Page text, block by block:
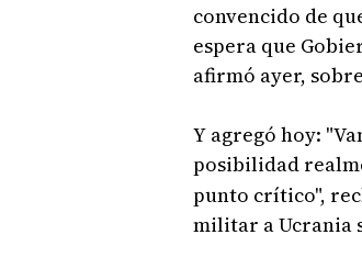
convencido de
espera que
afirmó ayer,
Y agregó hoy:
posibilidad
punto crítico",
militar a Ucrania